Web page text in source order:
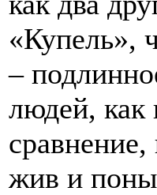
«Купель»,
–
людей, как
жив и